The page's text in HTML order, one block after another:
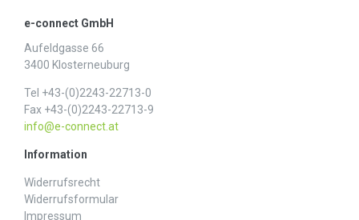
e-connect GmbH
Aufeldgasse 66
3400 Klosterneuburg
Tel +43-(0)2243-22713-0
Fax +43-(0)2243-22713-9
info@e-connect.at
Information
Widerrufs­recht
Widerrufs­formular
Impressum